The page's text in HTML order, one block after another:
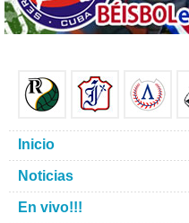
Inicio
Noticias
En vivo!!!